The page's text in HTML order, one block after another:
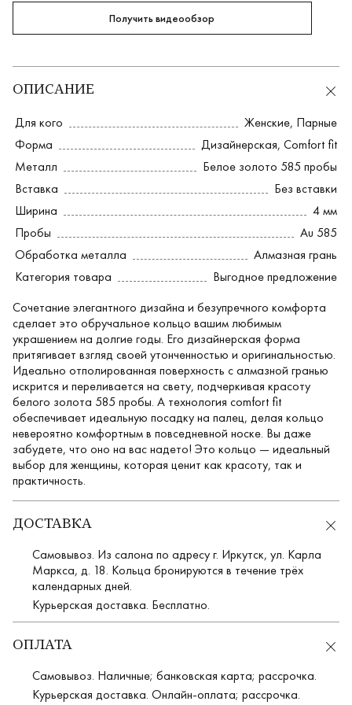
Получить видеообзор
ОПИСАНИЕ
Для кого Женские, Парные
Форма
Дизайнерская, Comfort fit
Металл
Белое золото 585 пробы
Вставка
Без вставки
Ширина
4 мм
Пробы
Au 585
Обработка металла
Алмазная грань
Категория товара
Выгодное предложение
Сочетание элегантного дизайна и безупречного комфорта
сделает это обручальное кольцо вашим любимым
украшением на долгие годы. Его дизайнерская форма
притягивает взгляд своей утонченностью и оригинальностью.
Идеально отполированная поверхность с алмазной гранью
искрится и переливается на свету, подчеркивая красоту
белого золота 585 пробы. А технология comfort fit
обеспечивает идеальную посадку на палец, делая кольцо
невероятно комфортным в повседневной носке. Вы даже
забудете, что оно на вас надето! Это кольцо — идеальный
выбор для женщины, которая ценит как красоту, так и
практичность.
ДОСТАВКА
Самовывоз. Из салона по адресу г. Иркутск, ул. Карла
Маркса, д. 18. Кольца бронируются в течение трёх
календарных дней.
Курьерская доставка. Бесплатно.
ОПЛАТА
Самовывоз. Наличные; банковская карта; рассрочка.
Курьерская доставка. Онлайн-оплата; рассрочка.